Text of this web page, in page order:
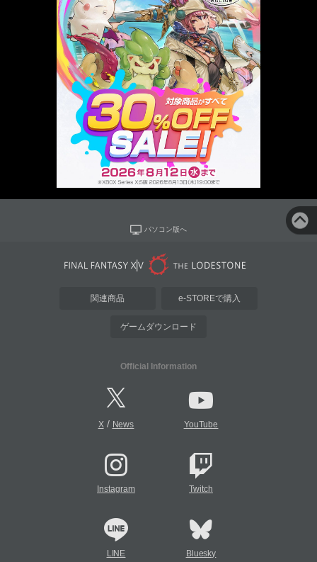
パソコン版へ
関連商品 e-STOREで購入
ゲームダウンロード
Official Information
X/ News YouTube
Instagram Twitch
LINE Bluesky